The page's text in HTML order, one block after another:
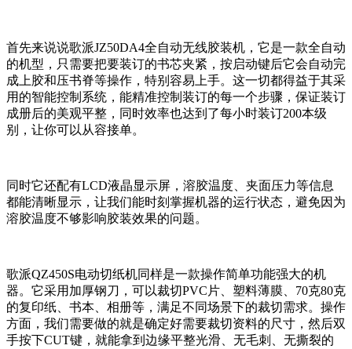
首先来说说歌派JZ50DA4全自动无线胶装机，它是一款全自动
的机型，只需要把要装订的书芯夹紧，按启动键后它会自动完
成上胶和压书脊等操作，特别容易上手。这一切都得益于其采
用的智能控制系统，能精准控制装订的每一个步骤，保证装订
成册后的美观平整，同时效率也达到了每小时装订200本级
别，让你可以从容接单。
同时它还配有LCD液晶显示屏，溶胶温度、夹面压力等信息
都能清晰显示，让我们能时刻掌握机器的运行状态，避免因为
溶胶温度不够影响胶装效果的问题。
歌派QZ450S电动切纸机同样是一款操作简单功能强大的机
器。它采用加厚钢刀，可以裁切PVC片、塑料薄膜、70克80克
的复印纸、书本、相册等，满足不同场景下的裁切需求。操作
方面，我们需要做的就是确定好需要裁切资料的尺寸，然后双
手按下CUT键，就能拿到边缘平整光滑、无毛刺、无撕裂的